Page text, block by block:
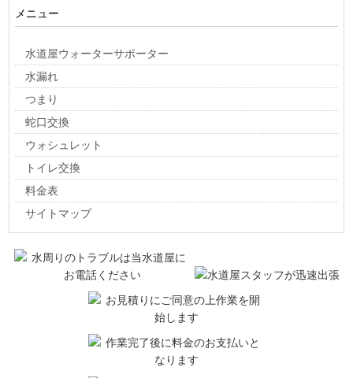
メニュー
水道屋ウォーターサポーター
水漏れ
つまり
蛇口交換
ウォシュレット
トイレ交換
料金表
サイトマップ